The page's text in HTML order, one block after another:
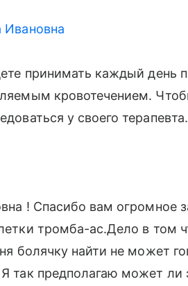
Ивановна
принимать каждый день
кровотечением.
у своего
! Спасибо вам огромное
тромба-ас.Дело в том
болячку найти не может
так предполагаю может ли